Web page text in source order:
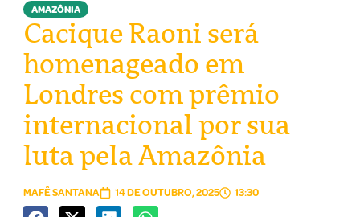
AMAZÔNIA
Cacique Raoni será
homenageado em
Londres com prêmio
internacional por sua
luta pela Amazônia
MAFÊ SANTANA 14 DE OUTUBRO, 2025 13:30